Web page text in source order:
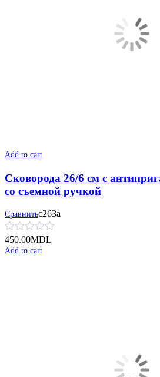
Add to cart
Сковорода 26/6 см с
со съемной ручкой
Сравнитьс263а
450.00MDL
Add to cart